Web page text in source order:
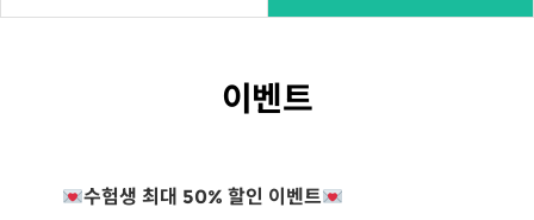
이벤트
수험생 최대 50% 할인 이벤트